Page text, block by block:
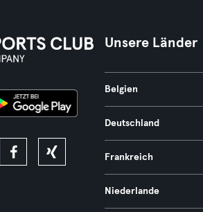
Unsere Länder
Belgien
Deutschland
Frankreich
Niederlande